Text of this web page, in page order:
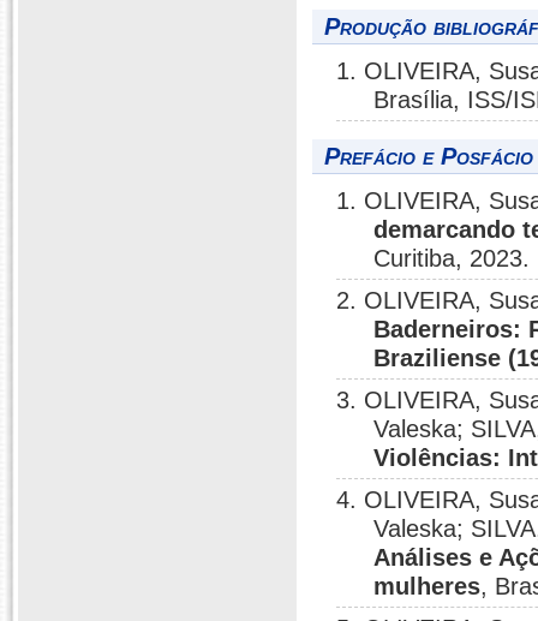
Produção
1. OLIVEIRA,
Brasília, ISS/
Prefácio e
1. OLIVEIRA,
demarcando
Curitiba, 2023.
2. OLIVEIRA,
Baderneiros:
Braziliense
3. OLIVEIRA,
Valeska;
Violências:
4. OLIVEIRA,
Valeska;
Análises e
mulheres,